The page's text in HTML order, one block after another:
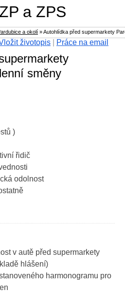
směny
)
řidič
odolnost
v autě před supermarkety
hlášení)
harmonogramu pro
a ZPS
životopis Práce na email
a okolí »Autohlídka před supermarkety